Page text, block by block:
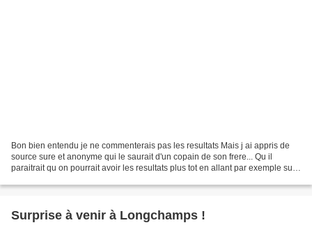
Bon bien entendu je ne commenterais pas les resultats Mais j ai appris de
source sure et anonyme qui le saurait d'un copain de son frere... Qu il
paraitrait qu on pourrait avoir les resultats plus tot en allant par exemple sur
Surprise à venir à Longchamps !